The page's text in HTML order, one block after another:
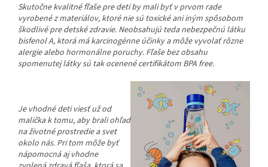
Skutočne kvalitné fľaše pre deti by mali byť v prvom rade
vyrobené z materiálov, ktoré nie sú toxické ani iným spôsobom
škodlivé pre detské zdravie. Neobsahujú teda nebezpečnú látku
bisfenol A, ktorá má karcinogénne účinky a môže vyvolať rôzne
alergie alebo hormonálne poruchy. Fľaše bez obsahu
spomenutej látky sú tak ocenené certifikátom BPA free.
Je vhodné deti viesť už od
malička k tomu, aby brali ohľad
na životné prostredie a svet
okolo nás. Pri tom môže byť
nápomocná aj vhodne